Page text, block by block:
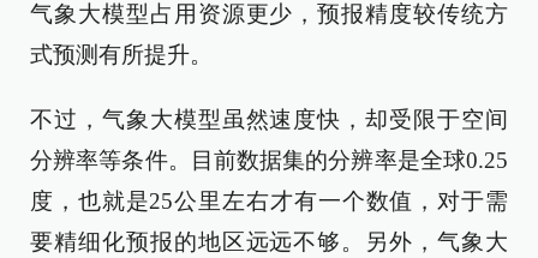
气象大模型占用资源更少，预报精度较传统方
式预测有所提升。
不过，气象大模型虽然速度快，却受限于空间
分辨率等条件。目前数据集的分辨率是全球0.25
度，也就是25公里左右才有一个数值，对于需
要精细化预报的地区远远不够。另外，气象大